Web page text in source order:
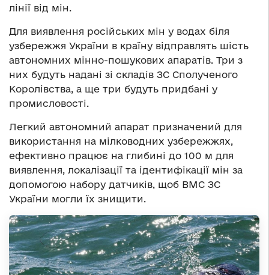
лінії від мін.
Для виявлення російських мін у водах біля
узбережжя України в країну відправлять шість
автономних мінно-пошукових апаратів. Три з
них будуть надані зі складів ЗС Сполученого
Королівства, а ще три будуть придбані у
промисловості.
Легкий автономний апарат призначений для
використання на мілководних узбережжях,
ефективно працює на глибині до 100 м для
виявлення, локалізації та ідентифікації мін за
допомогою набору датчиків, щоб ВМС ЗС
України могли їх знищити.